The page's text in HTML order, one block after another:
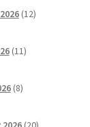
12izdelkov
11izdelkov
8izdelkov